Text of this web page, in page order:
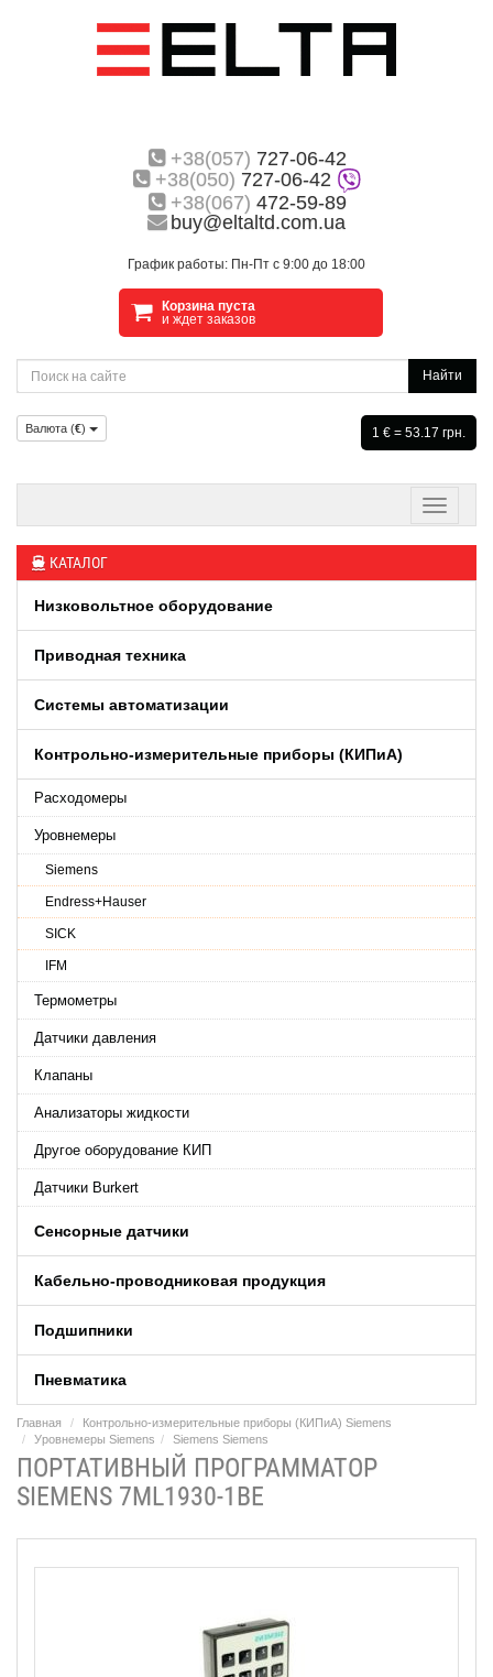
+38(057) 727-06-42
+38(050) 727-06-42
+38(067) 472-59-89
buy@eltaltd.com.ua
График работы: Пн-Пт с 9:00 до 18:00
Корзина пуста
и ждет заказов
Найти
Валюта (€) 1 € = 53.17 грн.
КАТАЛОГ
Низковольтное оборудование
Приводная техника
Системы автоматизации
Контрольно-измерительные приборы (КИПиA)
Расходомеры
Уровнемеры
Siemens
Endress+Hauser
SICK
IFM
Термометры
Датчики давления
Клапаны
Анализаторы жидкости
Другое оборудование КИП
Датчики Burkert
Сенсорные датчики
Кабельно-проводниковая продукция
Подшипники
Пневматика
Главная
Контрольно-измерительные приборы (КИПиA) Siemens
Уровнемеры Siemens
Siemens Siemens
ПОРТАТИВНЫЙ ПРОГРАММАТОР
SIEMENS 7ML1930-1BE